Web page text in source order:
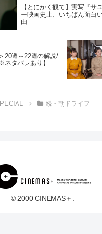
【とにかく観て】実写『サ
ー映画史上、いちばん面白
由
20週～22週の解説/
タバレあり】
続・朝ドライフ
© 2000 CINEMAS＋.